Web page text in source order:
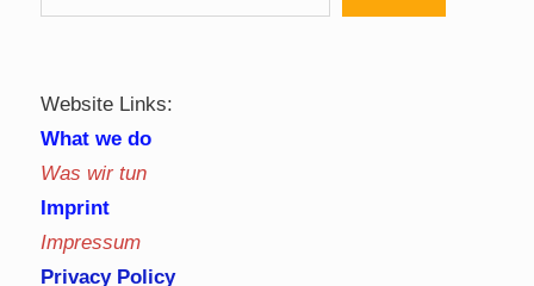
Website Links:
What we do
Was wir tun
Imprint
Impressum
Privacy Policy